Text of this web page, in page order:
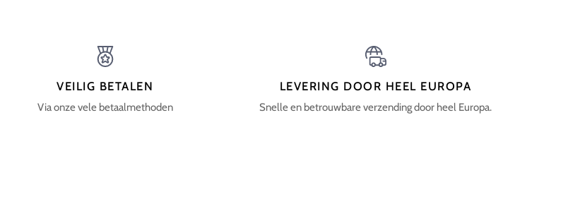
VEILIG BETALEN
Via onze vele betaalmethoden
LEVERING DOOR HEEL EUROPA
Snelle en betrouwbare verzending door heel Europa.